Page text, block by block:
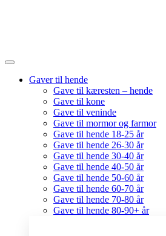
Gaver til hende
Gave til kæresten – hende
Gave til kone
Gave til veninde
Gave til mormor og farmor
Gave til hende 18-25 år
Gave til hende 26-30 år
Gave til hende 30-40 år
Gave til hende 40-50 år
Gave til hende 50-60 år
Gave til hende 60-70 år
Gave til hende 70-80 år
Gave til hende 80-90+ år